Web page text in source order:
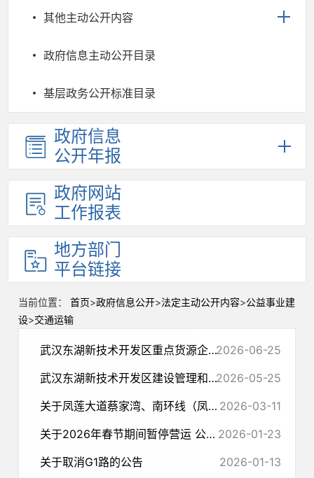
其他主动公开内容
政府信息主动公开目录
基层政务公开标准目录
政府信息
公开年报
政府网站
工作报表
地方部门
平台链接
当前位置： 首页>政府信息公开>法定主动公开内容>公益事业建
设>交通运输
武汉东湖新技术开发区重点货源企业公示2026-06-25
武汉东湖新技术开发区建设管理和交通局催告书（东新运催〔2026〕1号）送达公告2026-05-25
关于凤莲大道蔡家湾、南环线（凤凰山）、 光谷三路不停车检测公示 2026-03-11
关于2026年春节期间暂停营运 公交线路的公告 2026-01-23
关于取消G1路的公告
2026-01-13